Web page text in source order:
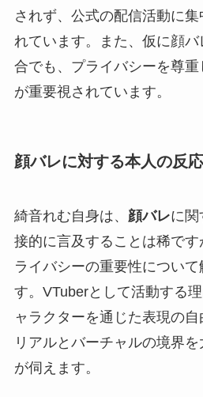
されず、公式の配信活動に
れています。また、仮に顔
合でも、プライバシーを尊
が重要視されています。
顔バレに対する本人の反応
綺音れむ自身は、 顔バレに関
接的に言及することは稀で
ライバシーの重要性につい
す。VTuberとして活動する
ャラクターを通じた表現の自
リアルとバーチャルの境界
が伺えます。